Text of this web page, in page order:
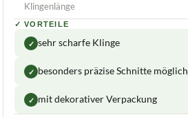
Klingenlänge
✓ VORTEILE
✓ sehr scharfe Klinge
✓ besonders präzise Schnitte möglich
✓ mit dekorativer Verpackung